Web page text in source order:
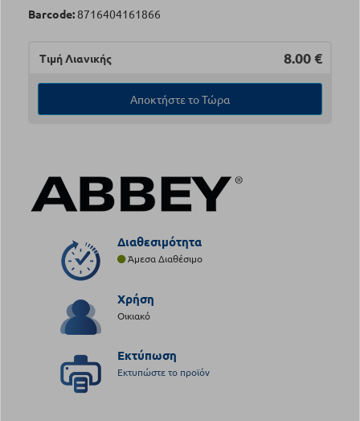
Barcode:8716404161866
Τιμή Λιανικής 8.00 €
Αποκτήστε το Τώρα
Διαθεσιμότητα
Άμεσα Διαθέσιμο
Χρήση
Οικιακό
Εκτύπωση
Εκτυπώστε το προϊόν